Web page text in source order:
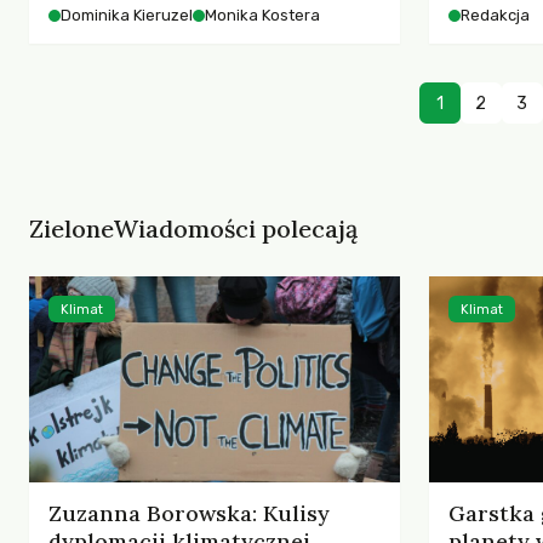
współczesnego miasta.
Dominika Kieruzel Monika Kostera Redakcja
1 2 3
ZieloneWiadomości polecają
Zuzanna Borowska: Kulisy
Klimat
Garstka
Klimat